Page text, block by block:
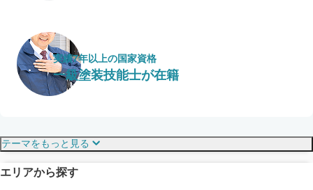
実績7年以上の国家資格
一級塗装技能士が在籍
見えにくい屋根も安心
テーマをもっと見る
エリアから探す